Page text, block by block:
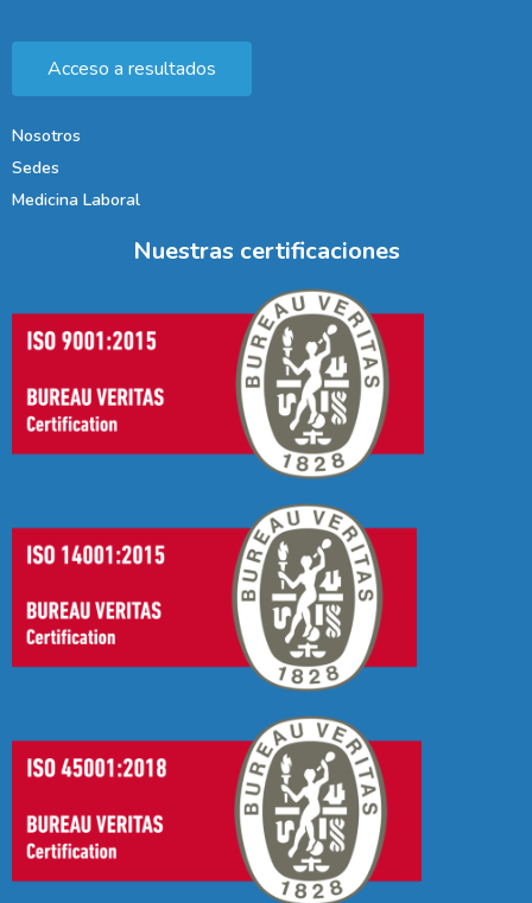
Acceso a resultados
Nosotros
Sedes
Medicina Laboral
Nuestras certificaciones